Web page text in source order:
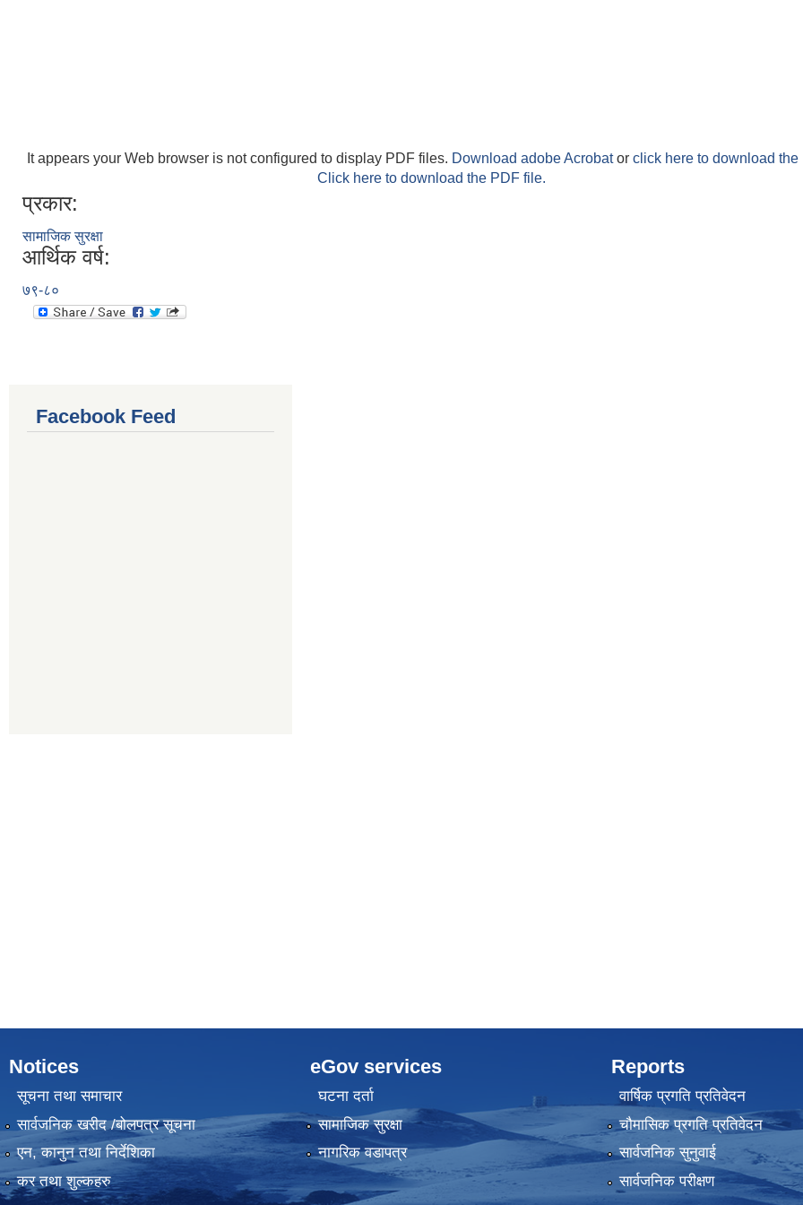
It appears your Web browser is not configured to display PDF files. Download adobe Acrobator click here to download the
Click here to download the PDF file.
प्रकार:
सामाजिक सुरक्षा
आर्थिक वर्ष:
७९-८०
Facebook Feed
Notices
सूचना तथा समाचार
सार्वजनिक खरीद /बोलपत्र सूचना
एन, कानुन तथा निर्देशिका
कर तथा शुल्कहरु
eGov services
घटना दर्ता
सामाजिक सुरक्षा
नागरिक वडापत्र
Reports
वार्षिक प्रगति प्रतिवेदन
चौमासिक प्रगति प्रतिवेदन
सार्वजनिक सुनुवाई
सार्वजनिक परीक्षण